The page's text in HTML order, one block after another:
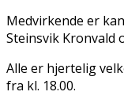
Medvirkende er
Steinsvik Kronvald
Alle er hjertelig
fra kl. 18.00.